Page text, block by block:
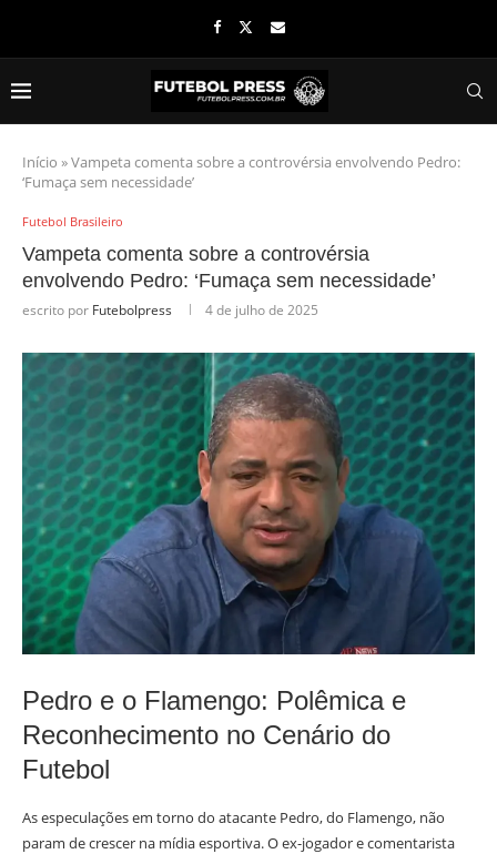
Início »Vampeta comenta sobre a controvérsia envolvendo Pedro:
‘Fumaça sem necessidade’
Futebol Brasileiro
Vampeta comenta sobre a controvérsia
envolvendo Pedro: ‘Fumaça sem necessidade’
escrito por Futebolpress 4 de julho de 2025
Pedro e o Flamengo: Polêmica e
Reconhecimento no Cenário do
Futebol
As especulações em torno do atacante Pedro, do Flamengo, não
param de crescer na mídia esportiva. O ex-jogador e comentarista